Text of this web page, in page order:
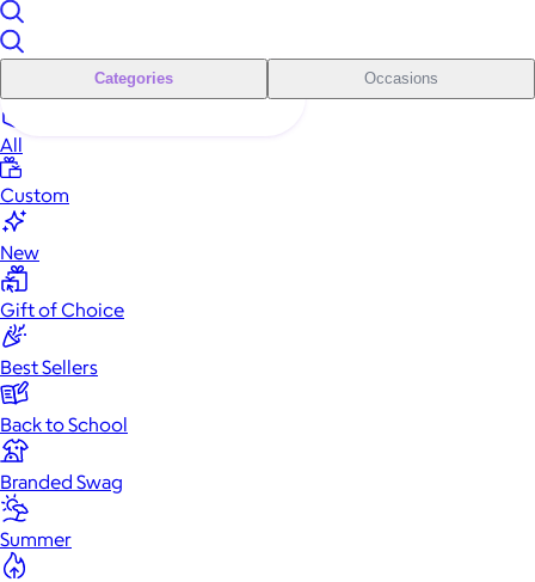
Categories Occasions
All
Custom
New
Gift of Choice
Best Sellers
Back to School
Branded Swag
Summer